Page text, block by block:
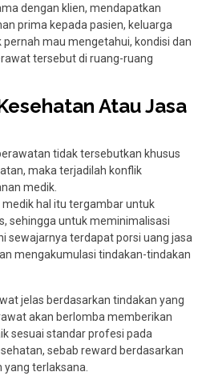
dengan klien, mendapatkan
prima kepada pasien, keluarga
mau mengetahui, kondisi dan
tersebut di ruang-ruang
Atau Jasa
tidak tersebutkan khusus
maka terjadilah konflik
medik.
hal itu tergambar untuk
sehingga untuk meminimalisasi
sewajarnya terdapat porsi uang jasa
mengakumulasi tindakan-tindakan
jelas berdasarkan tindakan yang
akan berlomba memberikan
sesuai standar profesi pada
sebab reward berdasarkan
terlaksana.